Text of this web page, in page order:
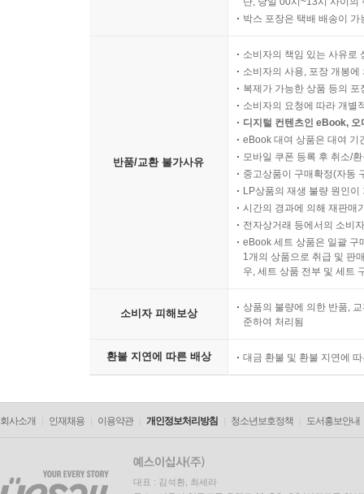
박스 포장은 택배 배송이
반품/교환 불가사유
소비자의 책임 있는 사유로
소비자의 사용, 포장 개봉
복제가 가능한 상품 등의
소비자의 요청에 따라 개별
디지털 컨텐츠인 eBook,
eBook 대여 상품은 대여 기
모바일 쿠폰 등록 후 취소/
중고상품이 구매확정(자동
LP상품의 재생 불량 원인
시간의 경과에 의해 재판매
전자상거래 등에서의 소비
eBook 세트 상품은 일괄 구
1개의 상품으로 취급 및 판
우, 세트 상품 전부 및 세트
소비자 피해보상
상품의 불량에 의한 반품,
준하여 처리됨
환불 지연에 따른 배상 대금 환불 및 환불 지연에
회사소개 인재채용 이용약관 개인정보처리방침 청소년보호정책 도서홍보안내
대표 : 김석환, 최세라